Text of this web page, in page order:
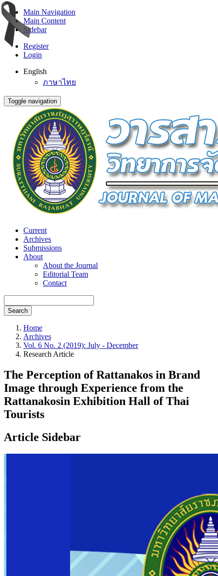
Main Navigation
Main Content
Sidebar
Register
Login
English
ภาษาไทย
Toggle navigation
Current
Archives
Submissions
About
About the Journal
Editorial Team
Contact
Search
Home
Archives
Vol. 6 No. 2 (2019): July - December
Research Article
The Perception of Rattanakos in Brand
Image through Experience from the
Rattanakosin Exhibition Hall of Thai
Tourists
Article Sidebar